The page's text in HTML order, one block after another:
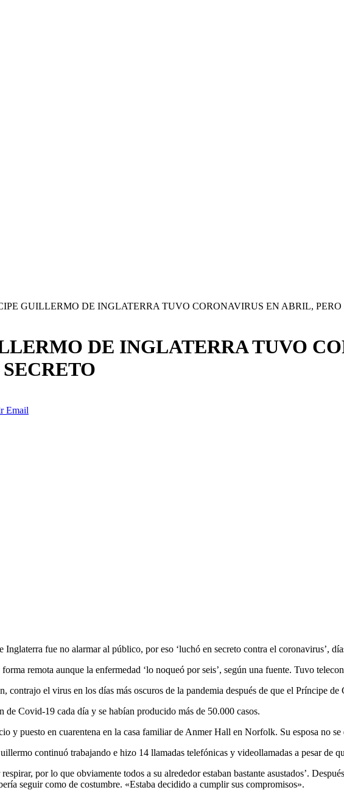
GUILLERMO DE INGLATERRA TUVO CORONAVIRUS EN ABRIL,
DE INGLATERRA TUVO
Email
fue no alarmar al público, por eso ‘luchó en secreto contra el coronavirus’,
remota aunque la enfermedad ‘lo noqueó por seis’, según una fuente. Tuvo
contrajo el virus en los días más oscuros de la pandemia después de que el Príncipe
de Covid-19 cada día y se habían producido más de 50.000 casos.
y puesto en cuarentena en la casa familiar de Anmer Hall en Norfolk. Su esposa no
continuó trabajando e hizo 14 llamadas telefónicas y videollamadas a pesar de
por lo que obviamente todos a su alrededor estaban bastante asustados’.
seguir como de costumbre. «Estaba decidido a cumplir sus compromisos».